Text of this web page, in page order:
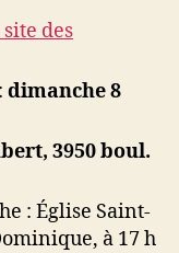
des
dimanche 8
3950 boul.
: Église Saint-
à 17 h